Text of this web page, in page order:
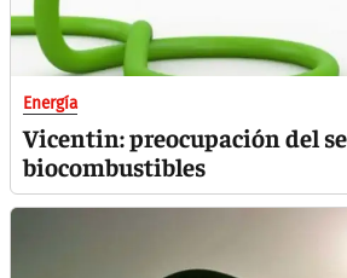
Energía
Vicentin: preocupación del
biocombustibles